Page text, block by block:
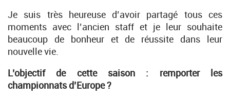
Je suis très heureuse d’avoir partagé tous ces
moments avec l’ancien staff et je leur souhaite
beaucoup de bonheur et de réussite dans leur
nouvelle vie.
L’objectif de cette saison : remporter les
championnats d’Europe ?